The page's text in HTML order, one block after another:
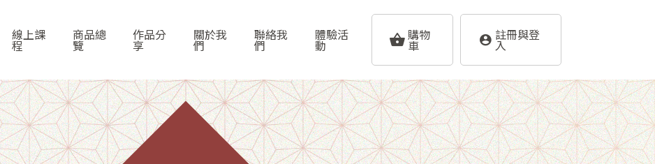
線上課
程
商品總
覽
作品分
享
關於我
們
聯絡我
們
體驗活
動
購物
車
註冊與登
入